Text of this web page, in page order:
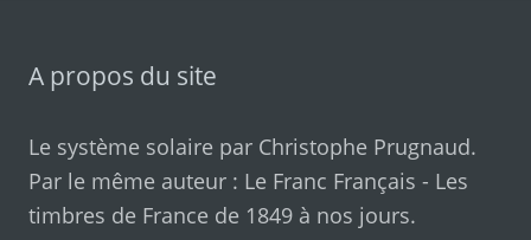
A propos du site
Le système solaire par Christophe Prugnaud.
Par le même auteur : Le Franc Français - Les
timbres de France de 1849 à nos jours.